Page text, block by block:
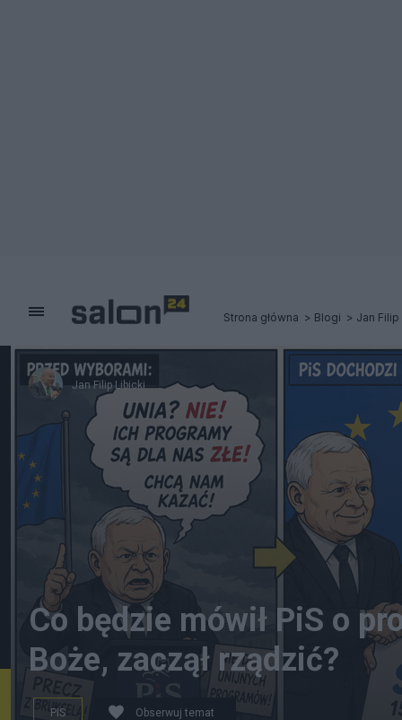
Strona główna Blogi Jan
Jan Filip Libicki
Co będzie mówił PiS o
Boże, zaczął rządzić?
PIS Obserwuj temat